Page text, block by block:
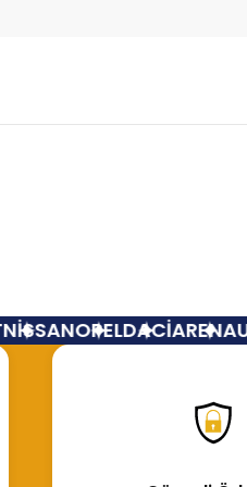
OPELDACİA